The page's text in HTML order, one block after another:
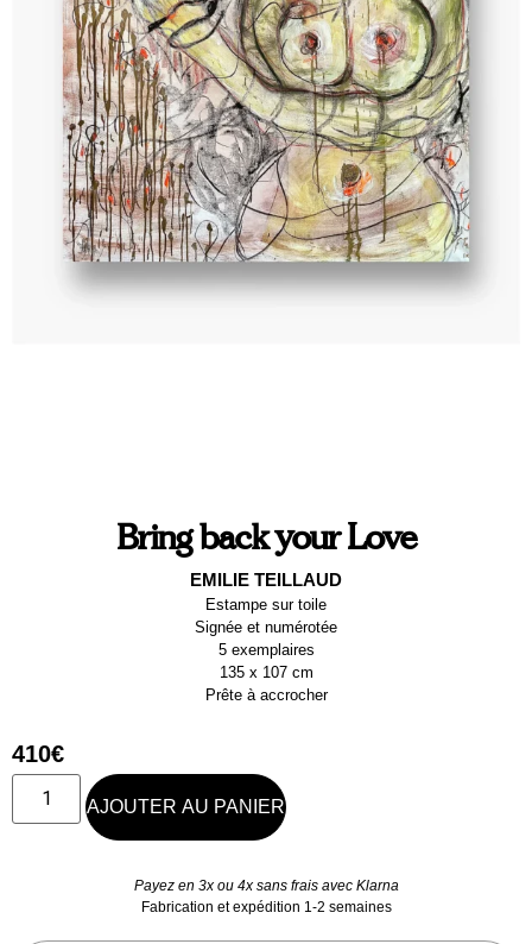
Bring back your Love
EMILIE TEILLAUD
Estampe sur toile
Signée et numérotée
5 exemplaires
135 x 107 cm
Prête à accrocher
410€
AJOUTER AU PANIER
Payez en 3x ou 4x sans frais avec Klarna
Fabrication et expédition 1-2 semaines